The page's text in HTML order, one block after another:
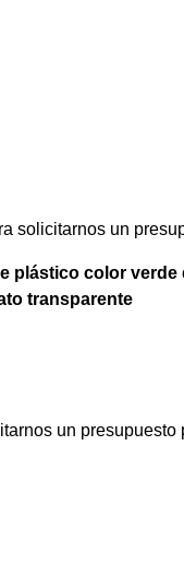
solicitarnos un
plástico color
transparente
un